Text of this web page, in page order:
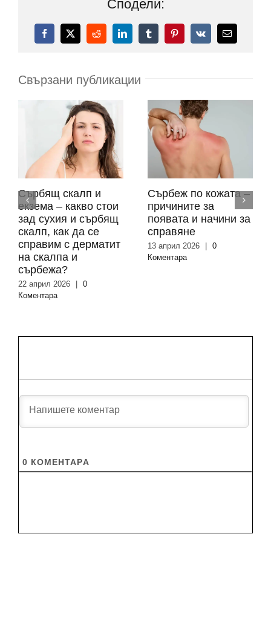
Сподели:
Facebook
X RedditLinkedInTumblrPinterest
Vk
поща:
Свързани публикации
Сърбящ скалп и
екзема – какво стои
зад сухия и сърбящ
скалп, как да се
справим с дерматит
на скалпа и
сърбежа?
22 април 2026
0
Коментара
Сърбеж по кожата –
причините за
появата и начини за
справяне
13 април 2026
0
Коментара
0 КОМЕНТАРA